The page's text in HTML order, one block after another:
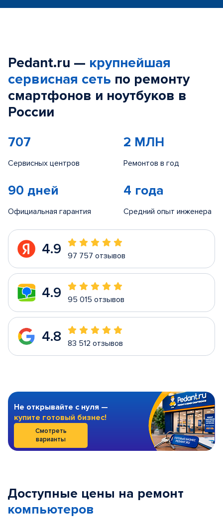
Pedant.ru — крупнейшая
сервисная сеть по ремонту
смартфонов и ноутбуков в
России
707
Сервисных центров
2 МЛН
Ремонтов в год
90 дней
Официальная гарантия
4 года
Средний опыт инженера
4.9 97 757 отзывов
4.9 95 015 отзывов
4.8 83 512 отзывов
Не открывайте с нуля —
купите готовый бизнес!
Смотреть
варианты
Доступные цены на ремонт
компьютеров